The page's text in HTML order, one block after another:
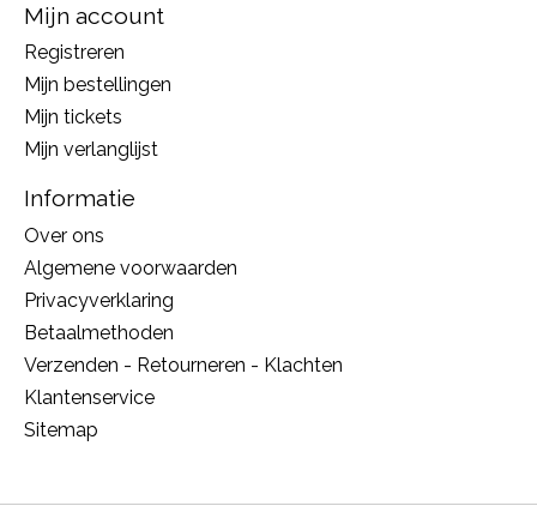
Mijn account
Registreren
Mijn bestellingen
Mijn tickets
Mijn verlanglijst
Informatie
Over ons
Algemene voorwaarden
Privacyverklaring
Betaalmethoden
Verzenden - Retourneren - Klachten
Klantenservice
Sitemap